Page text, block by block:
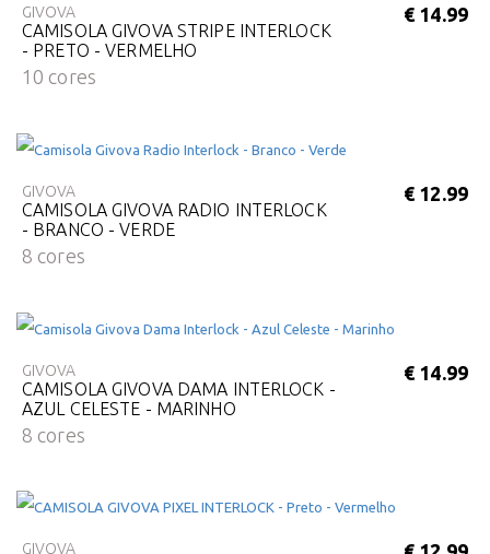
GIVOVA
CAMISOLA GIVOVA STRIPE INTERLOCK
- PRETO - VERMELHO
10 cores
€ 14.99
GIVOVA
CAMISOLA GIVOVA RADIO INTERLOCK
- BRANCO - VERDE
8 cores
€ 12.99
GIVOVA
CAMISOLA GIVOVA DAMA INTERLOCK -
AZUL CELESTE - MARINHO
8 cores
€ 14.99
GIVOVA